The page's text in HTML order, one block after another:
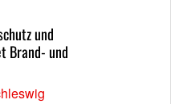
und
Brand- und